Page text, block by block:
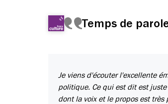
Temps de
Je viens d'écouter l'excellente
politique. Ce qui est dit est
dont la voix et le propos est très